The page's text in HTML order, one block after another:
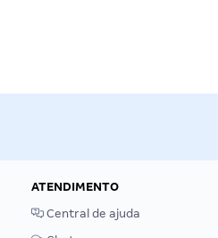
ATENDIMENTO
Central de ajuda